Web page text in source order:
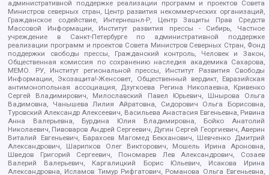
административной поддержке реализации программ и проектов Совета
Министров северных стран, Центр развития некоммерческих организаций,
Гражданское содействие, Интернешнл-Р, Центр Защиты Прав Средств
Массовой Информации, Институт развития прессы - Сибирь, Частное
учреждение в Санкт-Петербурге по административной поддержке
реализации программ и проектов Совета Министров Северных Стран, Фонд
поддержки свободы прессы, Гражданский контроль, Человек и Закон,
Общественная комиссия по сохранению наследия академика Сахарова,
МЕМО. РУ, Институт региональной прессы, Институт Развития Свободы
Информации, Экозащита!-Женсовет, Общественный вердикт, Евразийская
антимонопольная ассоциация, Дзугкоева Регина Николаевна, Кривенко
Сергей Владимирович, Милославский Павел Юрьевич, Шнырова Ольга
Вадимовна, Чанышева Лилия Айратовна, Сидорович Ольга Борисовна,
Туровский Александр Алексеевич, Васильева Анастасия Евгеньевна, Ривина
Анна Валерьевна, Бурдина Юлия Владимировна, Бойко Анатолий
Николаевич, Пивоваров Андрей Сергеевич, Дугин Сергей Георгиевич, Аверин
Виталий Евгеньевич, Барахоев Магомед Бекханович, Шевченко Дмитрий
Александрович, Шарипков Олег Викторович, Мошель Ирина Ароновна,
Шведов Григорий Сергеевич, Пономарев Лев Александрович, Созаев
Валерий Валерьевич, Каргалицкий Борис Юльевич, Исакова Ирина
Александровна, Исламов Тимур Рифгатович, Романова Ольга Евгеньевна,